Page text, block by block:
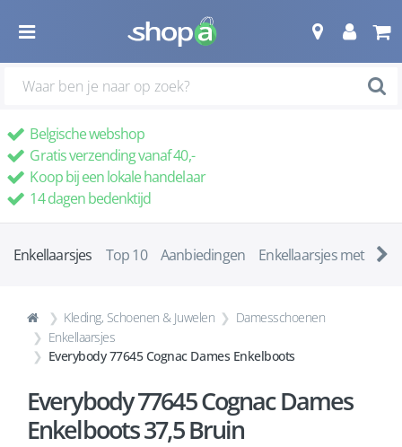
Belgische webshop
Gratis verzending vanaf 40,-
Koop bij een lokale handelaar
14 dagen bedenktijd
Enkellaarsjes Top 10 Aanbiedingen Enkellaarsjes met ha
Kleding, Schoenen & Juwelen
Damesschoenen
Enkellaarsjes
Everybody 77645 Cognac Dames Enkelboots
Everybody 77645 Cognac Dames
Enkelboots 37,5 Bruin